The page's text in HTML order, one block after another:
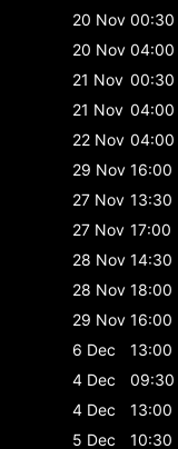
20 Nov 00:30
20 Nov 04:00
21 Nov 00:30
21 Nov 04:00
22 Nov 04:00
29 Nov 16:00
27 Nov 13:30
27 Nov 17:00
28 Nov 14:30
28 Nov 18:00
29 Nov 16:00
6 Dec
13:00
4 Dec
09:30
4 Dec
13:00
5 Dec
10:30